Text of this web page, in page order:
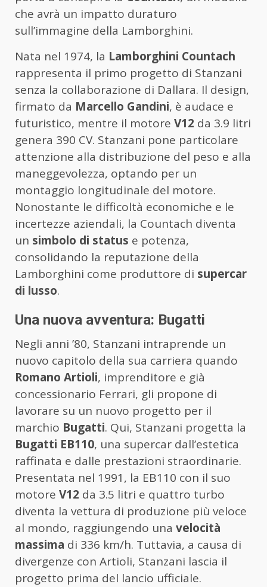
che avrà un impatto duraturo
sull’immagine della Lamborghini.
Nata nel 1974, la Lamborghini Countach
rappresenta il primo progetto di Stanzani
senza la collaborazione di Dallara. Il design,
firmato da Marcello Gandini, è audace e
futuristico, mentre il motore V12 da 3.9 litri
genera 390 CV. Stanzani pone particolare
attenzione alla distribuzione del peso e alla
maneggevolezza, optando per un
montaggio longitudinale del motore.
Nonostante le difficoltà economiche e le
incertezze aziendali, la Countach diventa
un simbolo di status e potenza,
consolidando la reputazione della
Lamborghini come produttore di supercar
di lusso.
Una nuova avventura: Bugatti
Negli anni ’80, Stanzani intraprende un
nuovo capitolo della sua carriera quando
Romano Artioli, imprenditore e già
concessionario Ferrari, gli propone di
lavorare su un nuovo progetto per il
marchio Bugatti. Qui, Stanzani progetta la
Bugatti EB110, una supercar dall’estetica
raffinata e dalle prestazioni straordinarie.
Presentata nel 1991, la EB110 con il suo
motore V12 da 3.5 litri e quattro turbo
diventa la vettura di produzione più veloce
al mondo, raggiungendo una velocità
massima di 336 km/h. Tuttavia, a causa di
divergenze con Artioli, Stanzani lascia il
progetto prima del lancio ufficiale.